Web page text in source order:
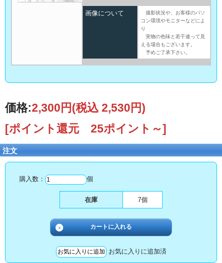
画像について
撮影状況や、お客様のパソ
コン環境やモニターなどによ
り
実物の色味と若干違って見
える場合もございます。
予めご了承下さい。
価格:2,300円(税込 2,530円)
[ポイント還元 25ポイント～]
注文
購入数： 個
在庫 7個
お気に入りに追加済